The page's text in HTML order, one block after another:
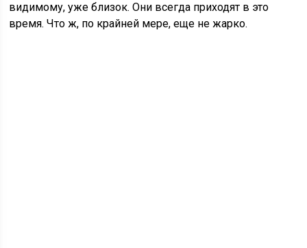
видимому, уже близок. Они всегда приходят в это
время. Что ж, по крайней мере, еще не жарко.